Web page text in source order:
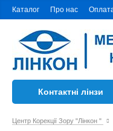
Каталог Про нас
Контактні лінзи
Центр Корекції Зору "Лінкон "